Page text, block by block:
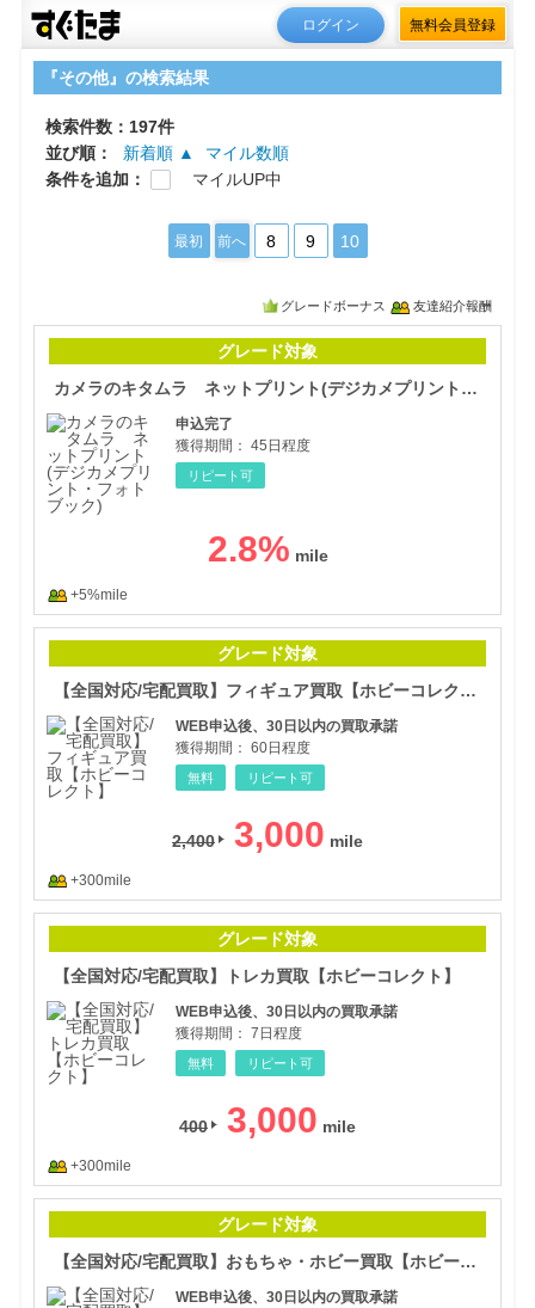
ログイン 無料会員登録
『その他』の検索結果
検索件数：197件
並び順：
新着順 ▲
マイル数順
条件を追加：
マイルUP中
最初 前へ 8 9 10
グレードボーナス 友達紹介報酬
グレード対象
カメラのキタムラ ネットプリント(デジカメプリント・フォトブック)
申込完了
獲得期間： 45日程度
リピート可
2.8%
+5%mile
グレード対象
【全国対応/宅配買取】フィギュア買取【ホビーコレクト】
WEB申込後、30日以内の買取承諾
獲得期間： 60日程度
無料 リピート可
2,400 3,000
+300mile
グレード対象
【全国対応/宅配買取】トレカ買取【ホビーコレクト】
WEB申込後、30日以内の買取承諾
獲得期間： 7日程度
無料 リピート可
400 3,000
+300mile
グレード対象
【全国対応/宅配買取】おもちゃ・ホビー買取【ホビーコレクト】
WEB申込後、30日以内の買取承諾